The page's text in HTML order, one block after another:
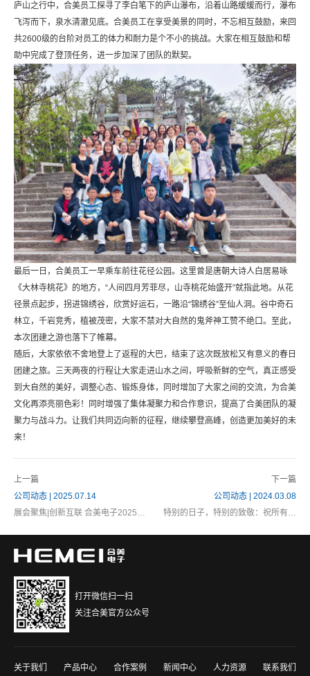
庐山之行中，合美员工探寻了李白笔下的庐山瀑布，沿着山路缓缓而行，瀑布
飞泻而下，泉水清澈见底。合美员工在享受美景的同时，不忘相互鼓励，来回
共2600级的台阶对员工的体力和耐力是个不小的挑战。大家在相互鼓励和帮
助中完成了登顶任务，进一步加深了团队的默契。
最后一日，合美员工一早乘车前往花径公园。这里曾是唐朝大诗人白居易咏
《大林寺桃花》的地方，“人间四月芳菲尽，山寺桃花始盛开”就指此地。从花
径景点起步，拐进锦绣谷，欣赏好运石，一路沿“锦绣谷”至仙人洞。谷中奇石
林立，千岩竞秀，植被茂密，大家不禁对大自然的鬼斧神工赞不绝口。至此，
本次团建之游也落下了帷幕。
随后，大家依依不舍地登上了返程的大巴，结束了这次既放松又有意义的春日
团建之旅。三天两夜的行程让大家走进山水之间，呼吸新鲜的空气，真正感受
到大自然的美好，调整心态、锻炼身体，同时增加了大家之间的交流，为合美
文化再添亮丽色彩！同时增强了集体凝聚力和合作意识，提高了合美团队的凝
聚力与战斗力。让我们共同迈向新的征程，继续攀登高峰，创造更加美好的未
来！
上一篇
公司动态 | 2025.07.14
展会聚焦|创新互联 合美电子2025亚
下一篇
公司动态 | 2024.03.08
特别的日子，特别的致敬：祝所有女
打开微信扫一扫
关注合美官方公众号
关于我们 产品中心 合作案例 新闻中心 人力资源 联系我们